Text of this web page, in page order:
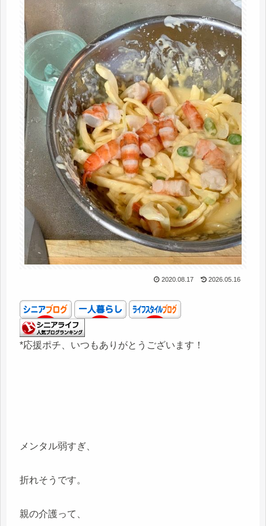
2020.08.17 2026.05.16
*応援ポチ、いつもありがとうございます！
メンタル弱すぎ、
折れそうです。
親の介護って、